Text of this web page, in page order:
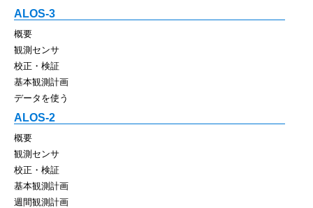
ALOS-3
概要
観測センサ
校正・検証
基本観測計画
データを使う
ALOS-2
概要
観測センサ
校正・検証
基本観測計画
週間観測計画